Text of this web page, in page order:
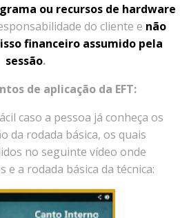
ou recursos de hardware
do cliente e não
financeiro assumido pela
sessão.
de aplicação da EFT:
caso a pessoa já conheça os
da rodada básica, os quais
no seguinte vídeo onde
e a rodada básica da técnica: